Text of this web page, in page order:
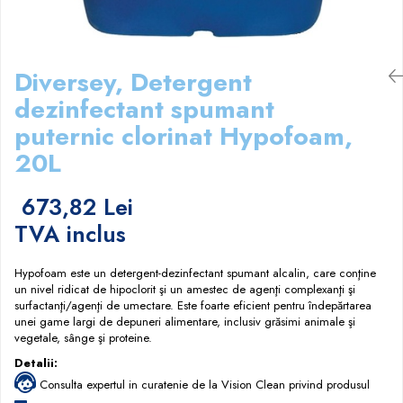
Papuci hotel
Diversey, Detergent
dezinfectant spumant
puternic clorinat Hypofoam,
20L
673,82 Lei
TVA inclus
Hypofoam este un detergent-dezinfectant spumant alcalin, care conţine
un nivel ridicat de hipoclorit şi un amestec de agenţi complexanţi şi
surfactanţi/agenţi de umectare. Este foarte eficient pentru îndepărtarea
unei game largi de depuneri alimentare, inclusiv grăsimi animale şi
vegetale, sânge şi proteine.
Detalii:
Consulta expertul in curatenie de la Vision Clean privind produsul